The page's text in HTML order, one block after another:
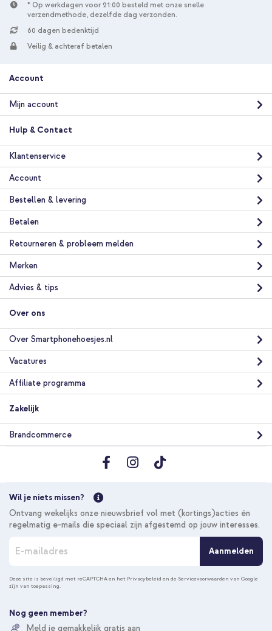
* Op werkdagen voor 21:00 besteld met onze snelle
verzendmethode, dezelfde dag verzonden.
60 dagen bedenktijd
Veilig & achteraf betalen
Account
Mijn account
Hulp & Contact
Klantenservice
Account
Bestellen & levering
Betalen
Retourneren & probleem melden
Merken
Advies & tips
Over ons
Over Smartphonehoesjes.nl
Vacatures
Affiliate programma
Zakelijk
Brandcommerce
Wil je niets missen?
Ontvang wekelijks onze nieuwsbrief vol met (kortings)acties én
regelmatig e-mails die speciaal zijn afgestemd op jouw interesses.
n
n
e
Aanmelden
Deze site is beveiligd met reCAPTCHA en het Privacybeleid en de Servicevoorwaarden van Google
zijn van toepassing.
Nog geen member?
Meld je gemakkelijk gratis aan